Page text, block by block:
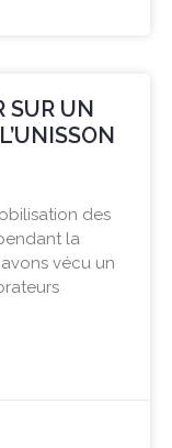
SUR UN
des
la
vécu un